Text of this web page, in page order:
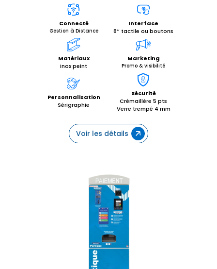
Interface
8’’ tactile ou boutons
Connecté
Gestion à Distance
Marketing
Promo & visibilité
Matériaux
Inox peint
Sécurité
Crémaillère 5 pts
Verre trempé 4 mm
Personnalisation
Sérigraphie
Voir les détails